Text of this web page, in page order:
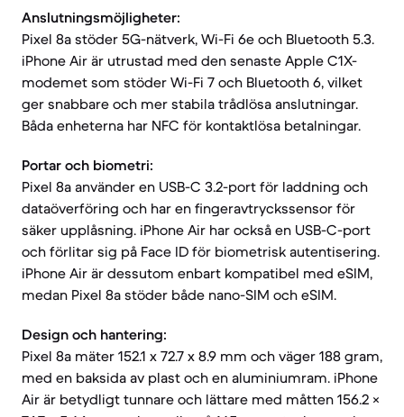
Anslutningsmöjligheter:
Pixel 8a stöder 5G-nätverk, Wi-Fi 6e och Bluetooth 5.3.
iPhone Air är utrustad med den senaste Apple C1X-
modemet som stöder Wi-Fi 7 och Bluetooth 6, vilket
ger snabbare och mer stabila trådlösa anslutningar.
Båda enheterna har NFC för kontaktlösa betalningar.
Portar och biometri:
Pixel 8a använder en USB-C 3.2-port för laddning och
dataöverföring och har en fingeravtryckssensor för
säker upplåsning. iPhone Air har också en USB-C-port
och förlitar sig på Face ID för biometrisk autentisering.
iPhone Air är dessutom enbart kompatibel med eSIM,
medan Pixel 8a stöder både nano-SIM och eSIM.
Design och hantering:
Pixel 8a mäter 152.1 x 72.7 x 8.9 mm och väger 188 gram,
med en baksida av plast och en aluminiumram. iPhone
Air är betydligt tunnare och lättare med måtten 156.2 ×